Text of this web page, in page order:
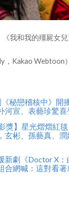
《我和我的殭屍女兒
，Kakao Webtoon）
秘戀稽核中》開
河宣、表藝珍驚喜
獎】星光熠熠紅
玄彬、孫藝真、
新劇《Doctor X
合網喊：這對看著